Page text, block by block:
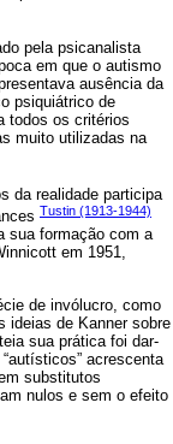
pela psicanalista
em que o autismo
ausência da
psiquiátrico de
todos os critérios
muito utilizadas na
da realidade participa
Tustin (1913-1944)
sua formação com a
em 1951,
de invólucro, como
ideias de Kanner sobre
sua prática foi dar-
acrescenta
substitutos
nulos e sem o efeito